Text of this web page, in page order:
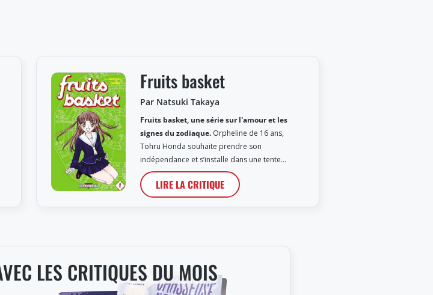
Fruits basket
Par Natsuki Takaya
Fruits basket, une série sur l'amour et les
signes du zodiaque. Orpheline de 16 ans,
Tohru Honda souhaite prendre son
indépendance et s’installe dans une tente…
LIRE LA CRITIQUE
LES CRITIQUES DU MOIS